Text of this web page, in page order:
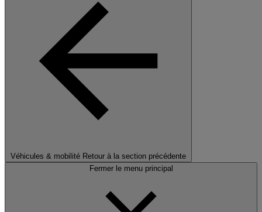
Véhicules & mobilité Retour à la section précédente
Fermer le menu principal